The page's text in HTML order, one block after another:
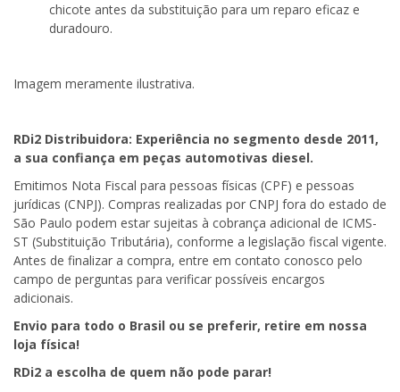
chicote antes da substituição para um reparo eficaz e
duradouro.
Imagem meramente ilustrativa.
RDi2 Distribuidora: Experiência no segmento desde 2011,
a sua confiança em peças automotivas diesel.
Emitimos Nota Fiscal para pessoas físicas (CPF) e pessoas
jurídicas (CNPJ). Compras realizadas por CNPJ fora do estado de
São Paulo podem estar sujeitas à cobrança adicional de ICMS-
ST (Substituição Tributária), conforme a legislação fiscal vigente.
Antes de finalizar a compra, entre em contato conosco pelo
campo de perguntas para verificar possíveis encargos
adicionais.
Envio para todo o Brasil ou se preferir, retire em nossa
loja física!
RDi2 a escolha de quem não pode parar!